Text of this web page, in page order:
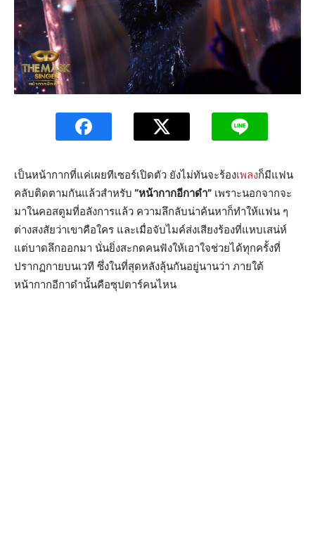
เป็นหน้ากากที่แค่เผยทีเซอร์เปิดตัว ยังไม่ทันจะร้องเพลงก็มีแฟน
คลับติดตามกันแล้วสำหรับ “หน้ากากอีกาดำ” เพราะนอกจากจะ
มาในคอสตูมที่อลังการแล้ว ความลึกลับน่าค้นหาก็ทำให้แฟน ๆ
ต่างสงสัยว่าเขาคือใคร และเมื่อจับไมค์ส่งเสียงร้องที่แหบเสน่ห์
แต่บาดลึกออกมา นั่นยิ่งสะกดคนฟังให้เอาใจช่วยได้ทุกครั้งที่
ปรากฏกายบนเวที ซึ่งในที่สุดหลังลุ้นกันอยู่นานว่า ภายใต้
หน้ากากอีกาดำนั้นคือซุปตาร์คนไหน